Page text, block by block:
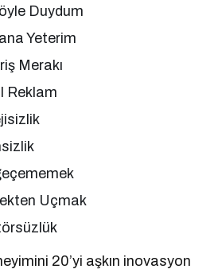
Duydum
Yeterim
Merakı
Reklam
Uçmak
20’yi aşkın inovasyon